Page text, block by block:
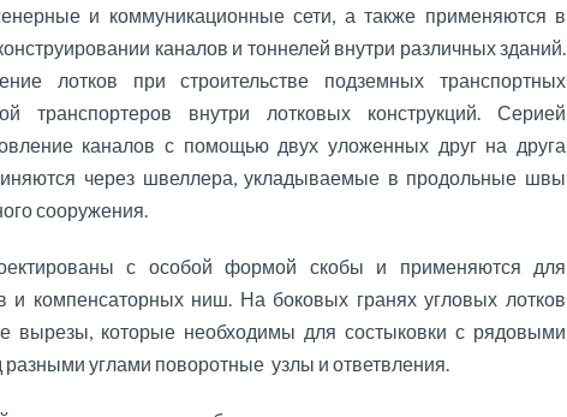
и коммуникационные сети, а также применяются в
каналов и тоннелей внутри различных зданий.
лотков при строительстве подземных транспортных
транспортеров внутри лотковых конструкций. Серией
каналов с помощью двух уложенных друг на друга
через швеллера, укладываемые в продольные швы
сооружения.
с особой формой скобы и применяются для
и компенсаторных ниш. На боковых гранях угловых лотков
вырезы, которые необходимы для состыковки с рядовыми
углами поворотные узлы и ответвления.